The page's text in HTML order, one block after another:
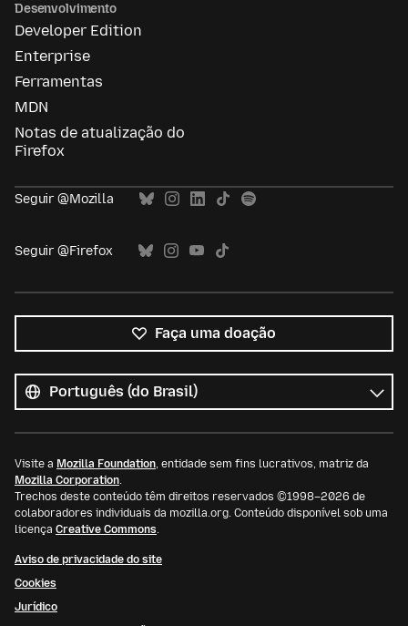
Desenvolvimento
Developer Edition
Enterprise
Ferramentas
MDN
Notas de atualização do
Firefox
Seguir @Mozilla
Seguir @Firefox
Faça uma doação
os
idiomas
Idioma
Visite a Mozilla Foundation, entidade sem fins lucrativos, matriz da
Mozilla Corporation.
Trechos deste conteúdo têm direitos reservados ©1998–2026 de
colaboradores individuais da mozilla.org. Conteúdo disponível sob uma
licença Creative Commons.
Aviso de privacidade do site
Cookies
Jurídico